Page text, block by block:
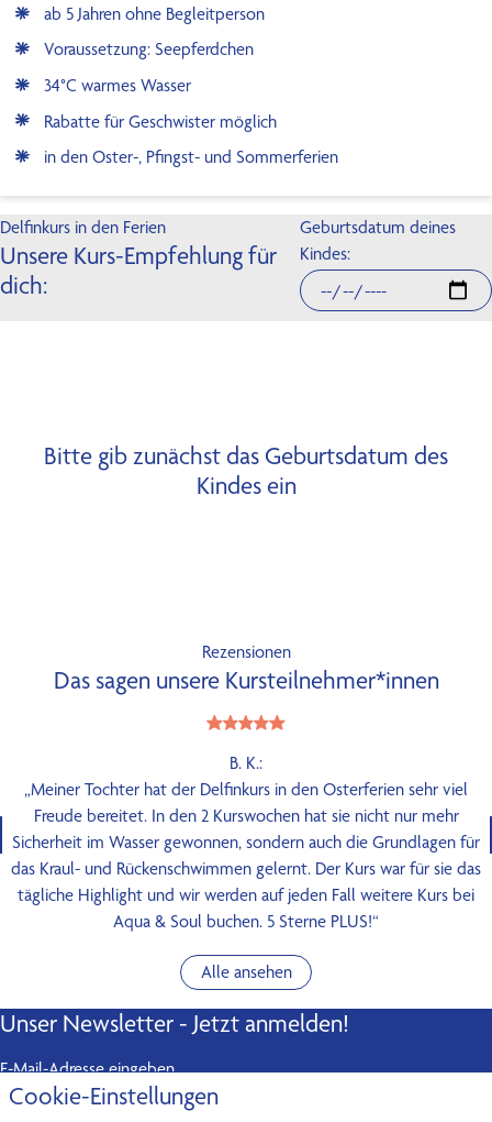
ab 5 Jahren ohne Begleitperson
Voraussetzung: Seepferdchen
34°C warmes Wasser
Rabatte für Geschwister möglich
in den Oster-, Pfingst- und Sommerferien
Delfinkurs in den Ferien
Unsere Kurs-Empfehlung für
dich:
Geburtsdatum deines
Kindes:
Bitte gib zunächst das Geburtsdatum des
Kindes ein
Rezensionen
Das sagen unsere Kursteilnehmer*innen
B. K.:
„Meiner Tochter hat der Delfinkurs in den Osterferien sehr viel
Freude bereitet. In den 2 Kurswochen hat sie nicht nur mehr
Sicherheit im Wasser gewonnen, sondern auch die Grundlagen für
das Kraul- und Rückenschwimmen gelernt. Der Kurs war für sie das
tägliche Highlight und wir werden auf jeden Fall weitere Kurs bei
Aqua & Soul buchen. 5 Sterne PLUS!“
Alle ansehen
Unser Newsletter - Jetzt anmelden!
E-Mail-Adresse eingeben
Cookie-Einstellungen